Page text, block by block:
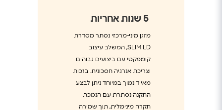
5
מזגן מיני-מרכזי נסתר מסדרת
SLIM LD, המשלב עיצוב
קומפקטי עם ביצועים גבוהים
וצריכת אנרגיה חסכונית. בזכות
מאייד נמוך במיוחד ניתן לבצע
התקנה נסתרת עם הנמכת
תקרה מינימלית, תוך שמירה